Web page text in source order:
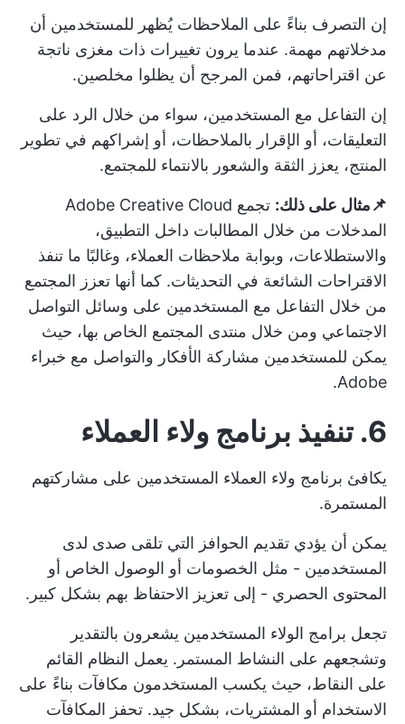
إن التصرف بناءً على الملاحظات يُظهر للمستخدمين أن
مدخلاتهم مهمة. عندما يرون تغييرات ذات مغزى ناتجة
عن اقتراحاتهم، فمن المرجح أن يظلوا مخلصين.
إن التفاعل مع المستخدمين، سواء من خلال الرد على
التعليقات، أو الإقرار بالملاحظات، أو إشراكهم في تطوير
المنتج، يعزز الثقة والشعور بالانتماء للمجتمع.
📌مثال على ذلك:
تجمع Adobe Creative Cloud
المدخلات من خلال المطالبات داخل التطبيق،
والاستطلاعات، وبوابة ملاحظات العملاء، وغالبًا ما تنفذ
الاقتراحات الشائعة في التحديثات. كما أنها تعزز المجتمع
من خلال التفاعل مع المستخدمين على وسائل التواصل
الاجتماعي ومن خلال منتدى المجتمع الخاص بها، حيث
يمكن للمستخدمين مشاركة الأفكار والتواصل مع خبراء
Adobe.
6. تنفيذ برنامج ولاء العملاء
يكافئ برنامج ولاء العملاء المستخدمين على مشاركتهم
المستمرة.
يمكن أن يؤدي تقديم الحوافز التي تلقى صدى لدى
المستخدمين - مثل الخصومات أو الوصول الخاص أو
المحتوى الحصري - إلى تعزيز الاحتفاظ بهم بشكل كبير.
تجعل برامج الولاء المستخدمين يشعرون بالتقدير
وتشجعهم على النشاط المستمر. يعمل النظام القائم
على النقاط، حيث يكسب المستخدمون مكافآت بناءً على
الاستخدام أو المشتريات، بشكل جيد. تحفز المكافآت